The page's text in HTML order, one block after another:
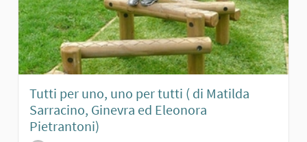
Tutti per uno, uno per tutti ( di Matilda
Sarracino, Ginevra ed Eleonora
Pietrantoni)